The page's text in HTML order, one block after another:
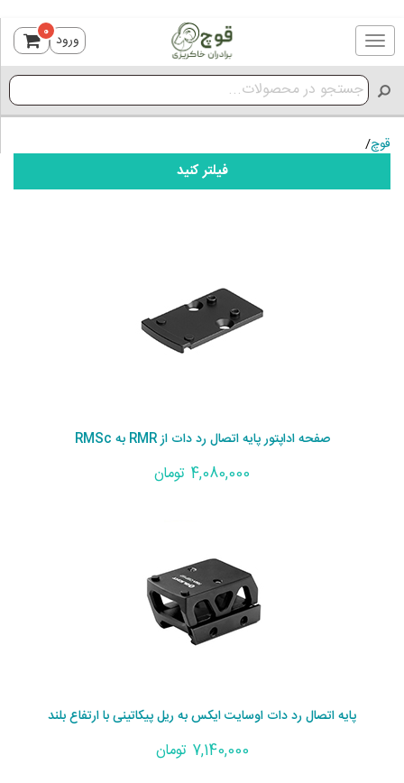
Toggle
navigation
ورود 0
قوچ/
فیلتر کنید
صفحه اداپتور پایه اتصال رد دات از RMR به RMSc
4,080,000 تومان
پایه اتصال رد دات اوسایت ایکس به ریل پیکاتینی با ارتفاع بلند
7,140,000 تومان